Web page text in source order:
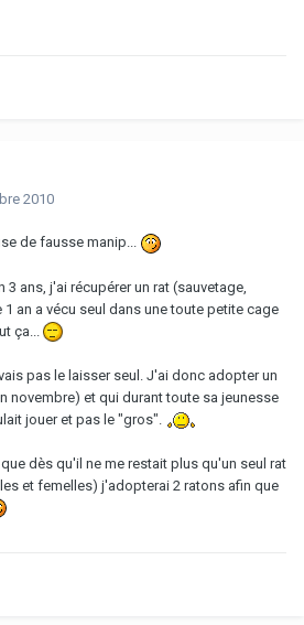
2010
de fausse manip...
3 ans, j'ai récupérer un rat (sauvetage,
an a vécu seul dans une toute petite cage
ça...
pas le laisser seul. J'ai donc adopter un
novembre) et qui durant toute sa jeunesse
jouer et pas le "gros".
dès qu'il ne me restait plus qu'un seul rat
et femelles) j'adopterai 2 ratons afin que